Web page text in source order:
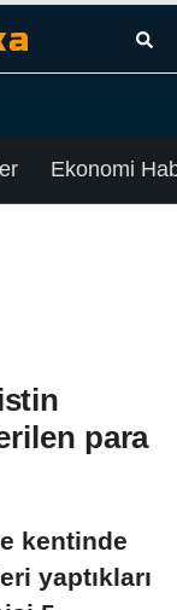
Ekonomi
para
kentinde
yaptıkları